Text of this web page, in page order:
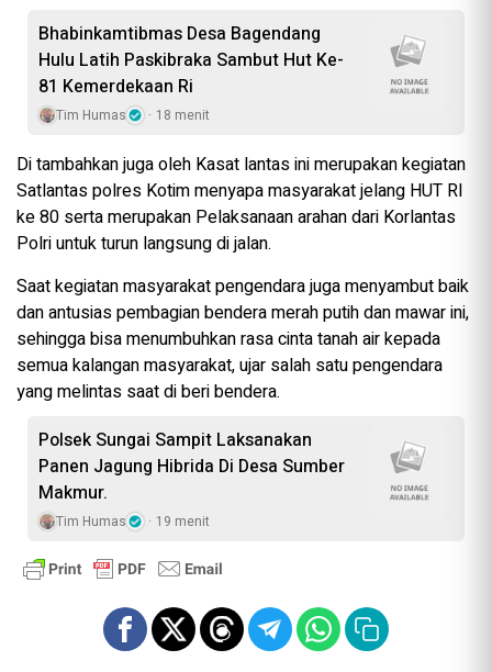
Bhabinkamtibmas Desa Bagendang
Hulu Latih Paskibraka Sambut Hut Ke-
81 Kemerdekaan Ri
Tim Humas 18 menit
Di tambahkan juga oleh Kasat lantas ini merupakan kegiatan
Satlantas polres Kotim menyapa masyarakat jelang HUT RI
ke 80 serta merupakan Pelaksanaan arahan dari Korlantas
Polri untuk turun langsung di jalan.
Saat kegiatan masyarakat pengendara juga menyambut baik
dan antusias pembagian bendera merah putih dan mawar ini,
sehingga bisa menumbuhkan rasa cinta tanah air kepada
semua kalangan masyarakat, ujar salah satu pengendara
yang melintas saat di beri bendera.
Polsek Sungai Sampit Laksanakan
Panen Jagung Hibrida Di Desa Sumber
Makmur.
Tim Humas 19 menit